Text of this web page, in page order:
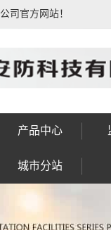
司官方网站！
产品中心
智慧灯杆
LED景观灯
监控杆
标志杆
龙门架
F型显示屏杆
高杆灯
太阳能路灯
信号灯杆
监控八棱杆
信号灯八棱杆
机柜
操作台
实验台
控制台
工作台
钣金
设备箱
岗亭
监控电视墙
车牌识别系统
人行通道闸系统
动态人脸识别系
车位引导系统
楼宇对讲系统
公共广播系统
防盗报警系统
门禁考勤系统
视频会议系统
综合布线系统
IPTV电视系统
电子围栏系统
视频监控系统
城市分站